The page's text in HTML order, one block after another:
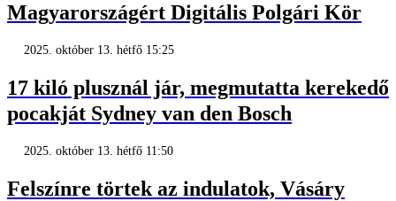
Magyarországért Digitális Polgári Kör
2025. október 13. hétfő 15:25
17 kiló plusznál jár, megmutatta kerekedő
pocakját Sydney van den Bosch
2025. október 13. hétfő 11:50
Felszínre törtek az indulatok, Vásáry